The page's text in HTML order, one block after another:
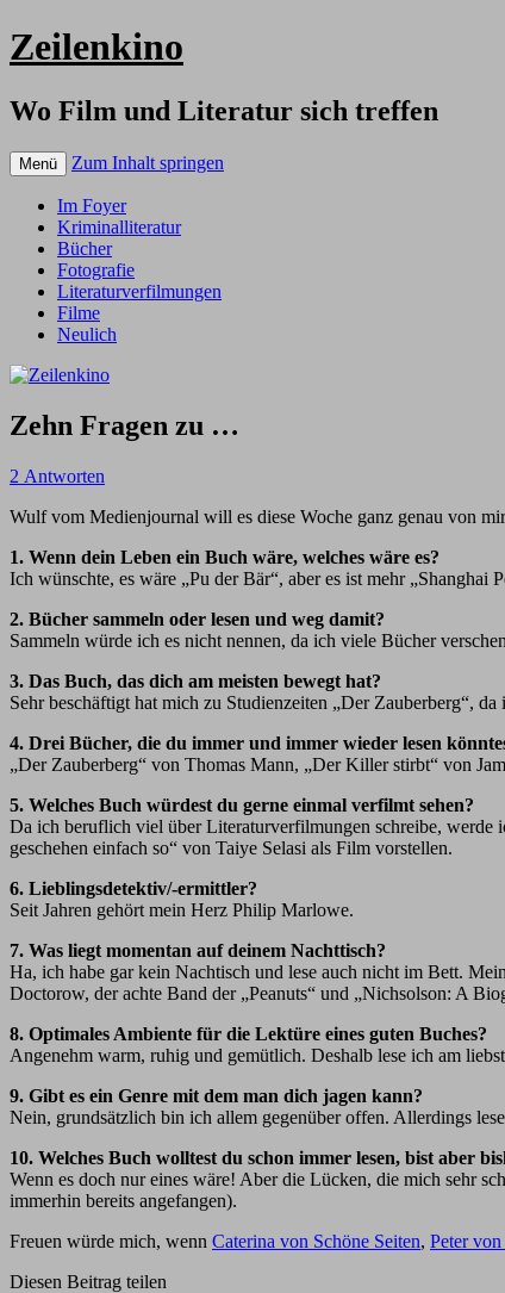
Zeilenkino
Wo Film und Literatur sich treffen
Menü Zum Inhalt springen
Im Foyer
Kriminalliteratur
Bücher
Fotografie
Literaturverfilmungen
Filme
Neulich
Zehn Fragen zu …
2 Antworten
Wulf vom Medienjournal will es diese Woche ganz genau von
1. Wenn dein Leben ein Buch wäre, welches wäre es?
Ich wünschte, es wäre „Pu der Bär“, aber es ist mehr „Shanghai
2. Bücher sammeln oder lesen und weg damit?
Sammeln würde ich es nicht nennen, da ich viele Bücher
3. Das Buch, das dich am meisten bewegt hat?
Sehr beschäftigt hat mich zu Studienzeiten „Der Zauberberg“,
4. Drei Bücher, die du immer und immer wieder lesen
„Der Zauberberg“ von Thomas Mann, „Der Killer stirbt“ von
5. Welches Buch würdest du gerne einmal verfilmt sehen?
Da ich beruflich viel über Literaturverfilmungen schreibe, werde
geschehen einfach so“ von Taiye Selasi als Film vorstellen.
6. Lieblingsdetektiv/-ermittler?
Seit Jahren gehört mein Herz Philip Marlowe.
7. Was liegt momentan auf deinem Nachttisch?
Ha, ich habe gar kein Nachtisch und lese auch nicht im Bett.
Doctorow, der achte Band der „Peanuts“ und „Nichsolson: A
8. Optimales Ambiente für die Lektüre eines guten Buches?
Angenehm warm, ruhig und gemütlich. Deshalb lese ich am
9. Gibt es ein Genre mit dem man dich jagen kann?
Nein, grundsätzlich bin ich allem gegenüber offen. Allerdings
10. Welches Buch wolltest du schon immer lesen, bist aber
Wenn es doch nur eines wäre! Aber die Lücken, die mich sehr
immerhin bereits angefangen).
Freuen würde mich, wenn Caterina von Schöne Seiten, Peter
Diesen Beitrag teilen